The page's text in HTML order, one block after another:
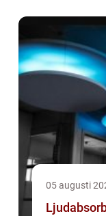
05 augusti